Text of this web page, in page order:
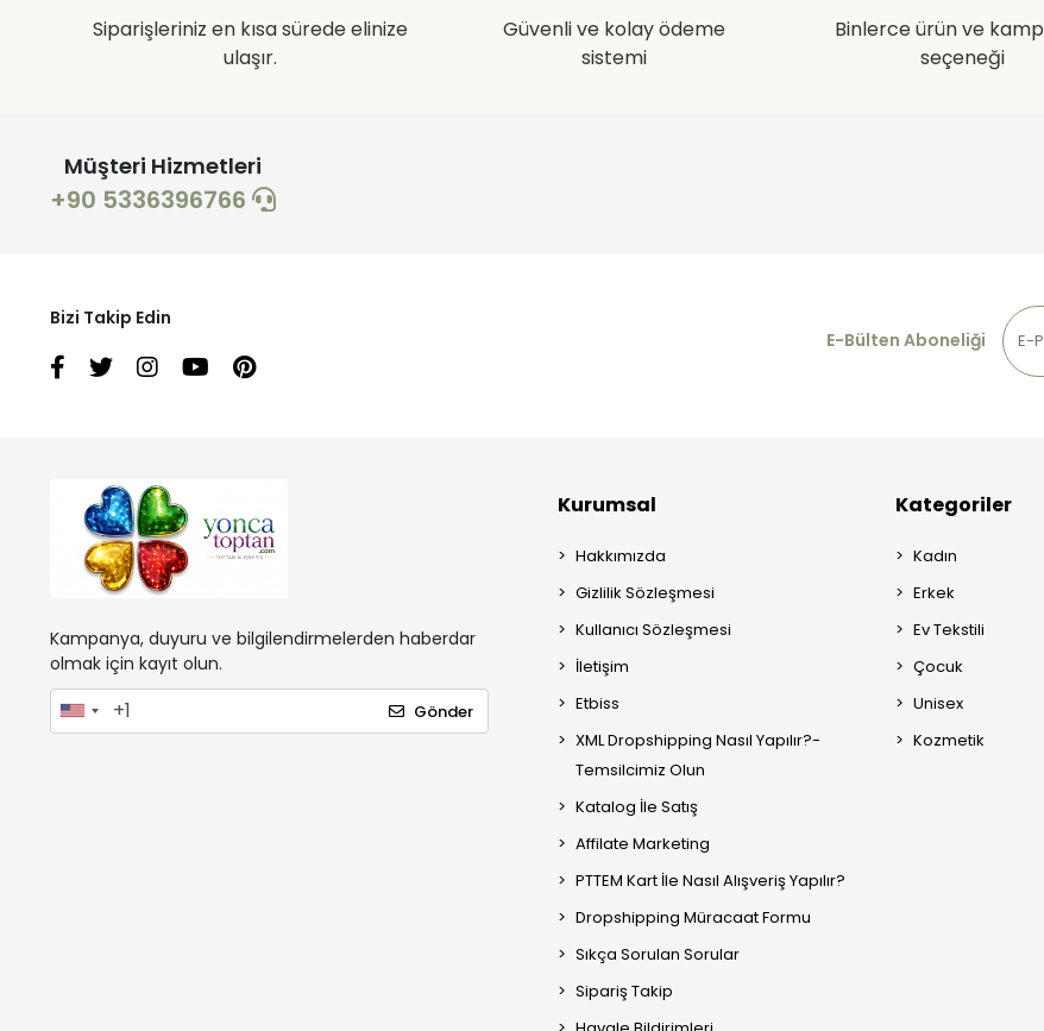
Siparişleriniz en kısa sürede elinize
ulaşır.
Güvenli ve kolay ödeme
sistemi
Binlerce ürün ve
seçeneği
Müşteri Hizmetleri
+90 5336396766
Bizi Takip Edin
E-Bülten Aboneliği
Kampanya, duyuru ve bilgilendirmelerden haberdar
olmak için kayıt olun.
Gönder
Kurumsal
Hakkımızda
Gizlilik Sözleşmesi
Kullanıcı Sözleşmesi
İletişim
Etbiss
XML Dropshipping Nasıl Yapılır?-
Temsilcimiz Olun
Katalog İle Satış
Affilate Marketing
PTTEM Kart İle Nasıl Alışveriş Yapılır?
Dropshipping Müracaat Formu
Sıkça Sorulan Sorular
Sipariş Takip
Kategoriler
Kadın
Erkek
Ev Tekstili
Çocuk
Unisex
Kozmetik